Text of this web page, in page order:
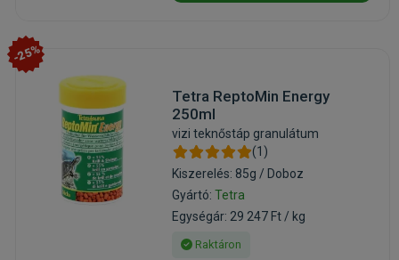
-25%
Tetra ReptoMin Energy
250ml
vizi teknőstáp granulátum
(1)
Kiszerelés: 85g / Doboz
Gyártó: Tetra
Egységár: 29 247 Ft / kg
Raktáron